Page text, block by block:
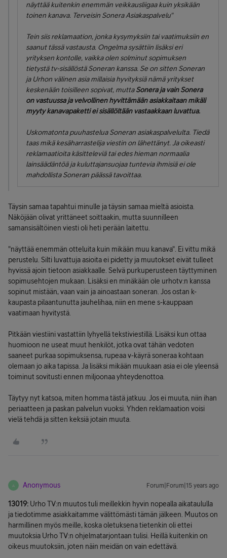
näyttää kuitenkin enemmän veikkausliigaa kuin yksikään
toinen kanava. Terveisin Sonera Asiakaspalvelu"
Tein siis reklamaation, jonka kysymyksiin tai vaatimuksiin en
saanut tässä vastausta. Ongelma sysättiin lisäksi eri
yrityksen kontolle, vaikka olen solminut sopimuksen
tietystä tv-sisällöstä Soneran kanssa. Se on sitten Soneran
ja Urhon välinen asia millaisia hyvityksiä nämä yritykset
keskenään toisilleen sopivat, muttaSonera ja vain Sonera
on vastuussa ja velvollinen hyvittämään asiakkaitaan mikäli
myyty kanavapaketti ei sisällöltään vastaakkaan luvattua.
Uskomatonta puuhastelua Soneran asiakaspalvelulta. Tiedä
taas mikä kesäharrastelija viestin on lähettänyt. Ja oikeasti
reklamaatioita käsitteleviä tai edes hieman normaalia
lainsäädäntöä ja kuluttajansuojaa tuntevia ihmisiä ei ole
mahdollista Soneran päässä tavoittaa.
Täysin samaa tapahtui minulle ja täysin samaa mieltä asioista.
Näköjään olivat yrittäneet soittaakin, mutta suunnilleen
samansisältöinen viesti oli heti perään laitettu.
"näyttää enemmän otteluita kuin mikään muu kanava". Ei vittu mikä
perustelu. Silti luvattuja asioita ei pidetty ja muutokset eivät tulleet
hyvissä ajoin tietoon asiakkaalle. Selvä purkuperusteen täyttyminen
sopimusehtojen mukaan. Lisäksi en minäkään ole urhotv:n kanssa
sopinut mistään, vaan vain ja ainoastaan soneran. Jos ostan k-
kaupasta pilaantunutta jauhelihaa, niin en mene s-kauppaan
vaatimaan hyvitystä.
Pitkään viestiini vastattiin lyhyellä tekstiviestillä. Lisäksi kun ottaa
huomioon ne useat muut henkilöt, jotka ovat tähän vedoten
saaneet purkaa sopimuksensa, rupeaa v-käyrä soneraa kohtaan
olemaan jo aika tapissa. Ja lisäksi mikään muukaan asia ei ole yleensä
toiminut sovitusti ennen miljoonaa yhteydenottoa.
Täytyy nyt katsoa, miten homma tästä jatkuu. Jos ei muuta, niin ihan
periaatteen ja paskan palvelun vuoksi. Yhden reklamaation voisi
vielä tehdä ja sitten keksiä jotain muuta.
A Anonymous Forum|Forum|15 years ago
13019: Urho TV:n muutos tuli meillekkin hyvin nopealla aikataululla
ja tiedotimme asiakkaitamme välittömästi tämän jälkeen. Muutos on
harmillinen myös meille, koska oletuksena tietenkin oli ettei
muutoksia Urho TV:n ohjelmatarjontaan tulisi. Heillä kuitenkin on
oikeus muutoksiin, joten näin meidän on vain edettävä.